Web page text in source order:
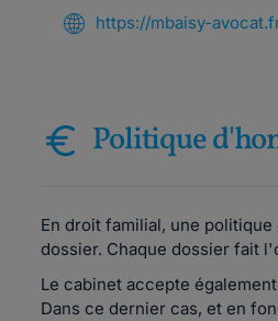
https://mbaisy-
Politique
En droit familial, une
dossier. Chaque dossier fait
Le cabinet accepte
Dans ce dernier cas, et en